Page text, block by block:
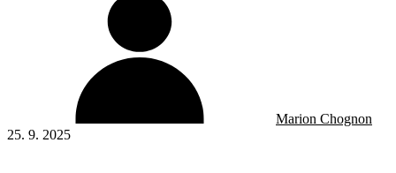
Marion Chognon
25. 9. 2025